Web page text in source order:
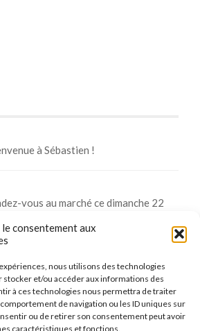
consentement aux
nous utilisons des technologies
stocker et/ou accéder aux informations des
à ces technologies nous permettra de traiter
de navigation ou les ID uniques sur
ou de retirer son consentement peut avoir
caractéristiques et fonctions.
à Sébastien !
vous au marché ce dimanche 22
are closed.